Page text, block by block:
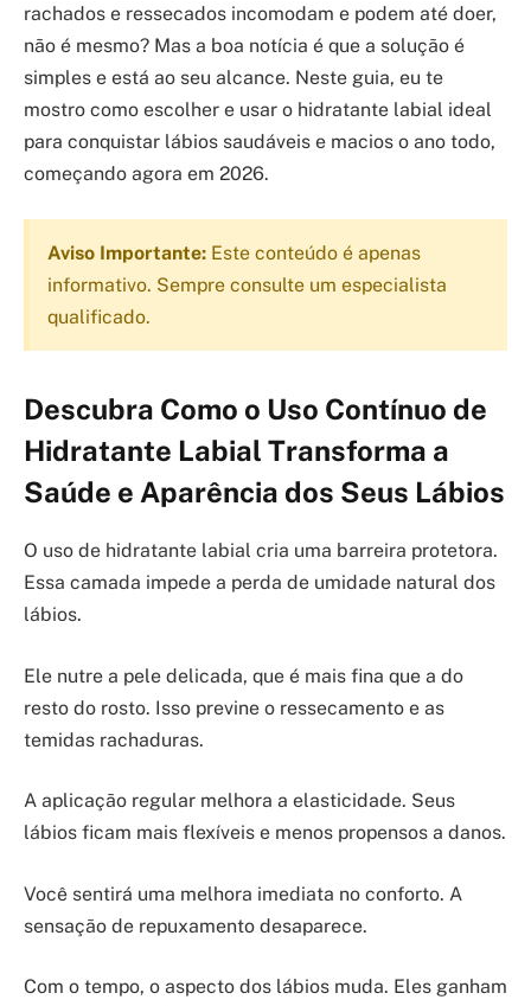
rachados e ressecados incomodam e podem até doer,
não é mesmo? Mas a boa notícia é que a solução é
simples e está ao seu alcance. Neste guia, eu te
mostro como escolher e usar o hidratante labial ideal
para conquistar lábios saudáveis e macios o ano todo,
começando agora em 2026.
Aviso Importante: Este conteúdo é apenas
informativo. Sempre consulte um especialista
qualificado.
Descubra Como o Uso Contínuo de
Hidratante Labial Transforma a
Saúde e Aparência dos Seus Lábios
O uso de hidratante labial cria uma barreira protetora.
Essa camada impede a perda de umidade natural dos
lábios.
Ele nutre a pele delicada, que é mais fina que a do
resto do rosto. Isso previne o ressecamento e as
temidas rachaduras.
A aplicação regular melhora a elasticidade. Seus
lábios ficam mais flexíveis e menos propensos a danos.
Você sentirá uma melhora imediata no conforto. A
sensação de repuxamento desaparece.
Com o tempo, o aspecto dos lábios muda. Eles ganham